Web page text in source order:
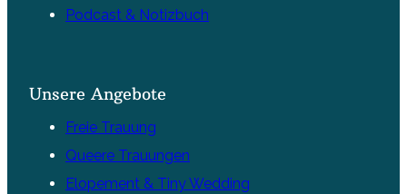
Podcast & Notizbuch
Unsere Angebote
Freie Trauung
Queere Trauungen
Elopement & Tiny Wedding